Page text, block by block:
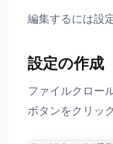
編集するには設
設定の作成
ファイルクロー
ボタンをクリッ